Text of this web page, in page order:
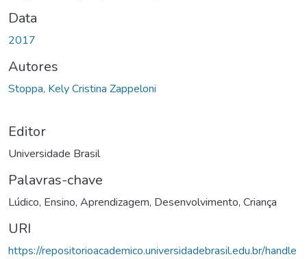
Data
2017
Autores
Stoppa, Kely Cristina Zappeloni
Editor
Universidade Brasil
Palavras-chave
Lúdico, Ensino, Aprendizagem, Desenvolvimento, Criança
URI
https://repositorioacademico.universidadebrasil.edu.br/handle